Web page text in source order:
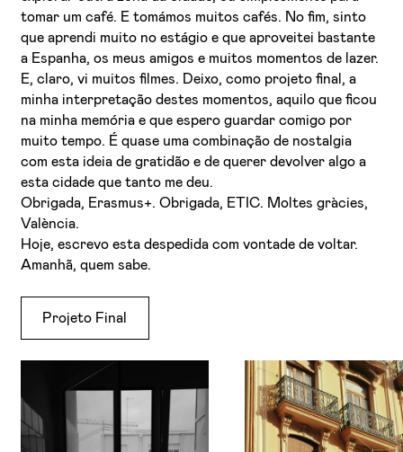
tomar um café. E tomámos muitos cafés. No fim, sinto
que aprendi muito no estágio e que aproveitei bastante
a Espanha, os meus amigos e muitos momentos de lazer.
E, claro, vi muitos filmes. Deixo, como projeto final, a
minha interpretação destes momentos, aquilo que ficou
na minha memória e que espero guardar comigo por
muito tempo. É quase uma combinação de nostalgia
com esta ideia de gratidão e de querer devolver algo a
esta cidade que tanto me deu.
Obrigada, Erasmus+. Obrigada, ETIC. Moltes gràcies,
València.
Hoje, escrevo esta despedida com vontade de voltar.
Amanhã, quem sabe.
Projeto Final